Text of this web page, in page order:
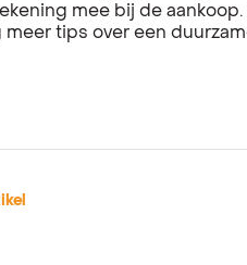
mee bij de
tips over een